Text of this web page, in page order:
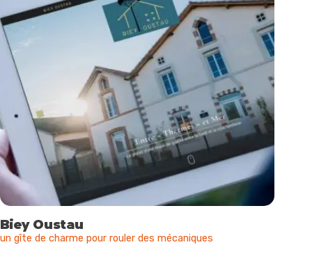
Biey Oustau
un gîte de charme pour rouler des mécaniques